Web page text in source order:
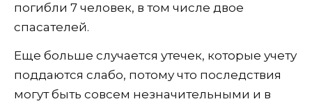
погибли 7 человек, в том числе двое
спасателей.
Еще больше случается утечек, которые учету
поддаются слабо, потому что последствия
могут быть совсем незначительными и в